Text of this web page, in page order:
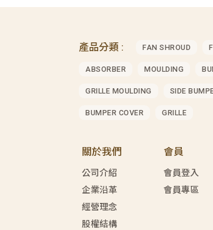
產品分類 : FAN SHROUD
ABSORBER MOULDING
GRILLE MOULDING SIDE
BUMPER COVER GRILLE
關於我們
公司介紹
企業沿革
經營理念
股權結構
會員
會員登入
會員專區